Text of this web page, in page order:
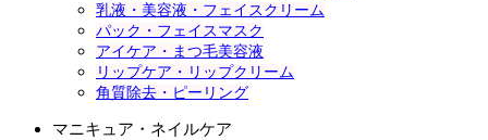
乳液・美容液・フェイスクリーム
パック・フェイスマスク
アイケア・まつ毛美容液
リップケア・リップクリーム
角質除去・ピーリング
マニキュア・ネイルケア